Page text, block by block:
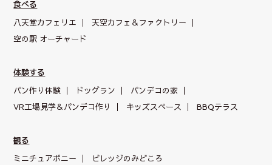
食べる
八天堂カフェリエ
天空カフェ＆ファクトリー
空の駅 オーチャード
体験する
パン作り体験
ドッグラン
パンデコの家
VR工場見学＆パンデコ作り
キッズスペース BBQテラス
観る
ミニチュアポニー
ビレッジのみどころ